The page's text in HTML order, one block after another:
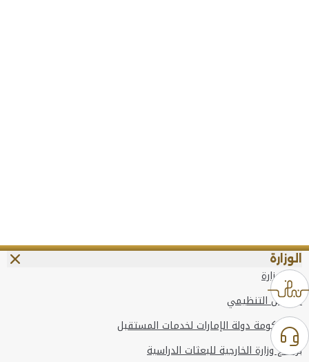
الوزارة
عن الوزارة
الهيكل التنظيمي
وعد حكومة دولة الإمارات لخدمات المستقبل
برنامج وزارة الخارجية للبعثات الدراسية